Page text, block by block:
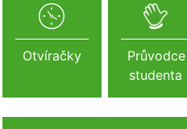
Otvíračky
Průvodce
studenta